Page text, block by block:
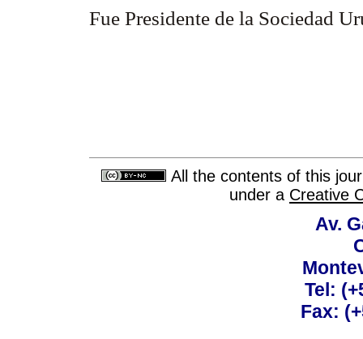
Fue Presidente de la Sociedad
All the contents of this
under a Creative
Av.
Tel:
Fax: